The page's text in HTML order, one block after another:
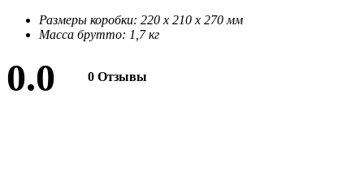
Размеры коробки: 220 х 210 х 270 мм
Масса брутто: 1,7 кг
0.0 0 Отзывы